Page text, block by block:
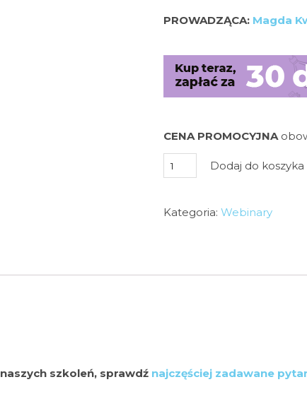
PROWADZĄCA: Magda
CENA PROMOCYJNA
ilość
Webinar
Efektywne
Dodaj do koszyka
Kategoria: Webinary
naszych szkoleń, sprawdź najczęściej zadawane